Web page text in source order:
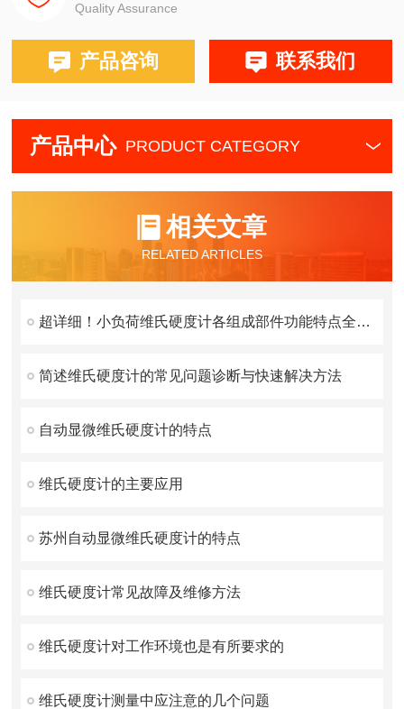
Quality Assurance
产品咨询 联系我们
产品中心 PRODUCT CATEGORY
相关文章
RELATED ARTICLES
超详细！小负荷维氏硬度计各组成部件功能特点全解析
简述维氏硬度计的常见问题诊断与快速解决方法
自动显微维氏硬度计的特点
维氏硬度计的主要应用
苏州自动显微维氏硬度计的特点
维氏硬度计常见故障及维修方法
维氏硬度计对工作环境也是有所要求的
维氏硬度计测量中应注意的几个问题